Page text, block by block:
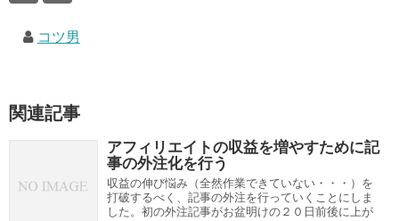
コツ男
関連記事
アフィリエイトの収益を増やすために記
事の外注化を行う
収益の伸び悩み（全然作業できていない・・・）を
打破するべく、記事の外注を行っていくことにしま
した。初の外注記事がお盆明けの２０日前後に上が